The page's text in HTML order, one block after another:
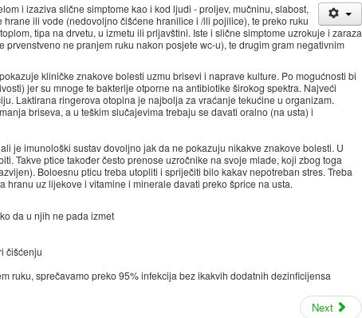
i izaziva slične simptome kao i kod ljudi - proljev, mučninu, slabost,
ili vode (nedovoljno čišćene hranilice i /ili pojilice), te preko ruku
tipa na drvetu, u izmetu ili prljavštini. Iste i slične simptome uzrokuje i zaraza
prvenstveno ne pranjem ruku nakon posjete wc-u), te drugim gram negativnim
kliničke znakove bolesti uzmu brisevi i naprave kulture. Po mogućnosti bi
jer su mnoge te bakterije otporne na antibiotike širokog spektra. Najveći
Laktirana ringerova otopina je najbolja za vraćanje tekućine u organizam.
briseva, a u teškim slučajevima trebaju se davati oralno (na usta) i
je imunološki sustav dovoljno jak da ne pokazuju nikakve znakove bolesti. U
Takve ptice također često prenose uzročnike na svoje mlade, koji zbog toga
Boloesnu pticu treba utopliti i spriječiti bilo kakav nepotreban stres. Treba
hranu uz lijekove i vitamine i minerale davati preko šprice na usta.
da u njih ne pada izmet
čišćenju
ruku, sprečavamo preko 95% infekcija bez ikakvih dodatnih dezinficijensa
Next